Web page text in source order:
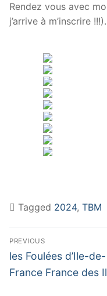
Rendez vous avec
j’arrive à m’inscrire !!!).
Tagged 2024, TBM
Navigation
de
l’article
PREVIOUS
Previous
post:
les Foulées d’Ile-de-
France France des